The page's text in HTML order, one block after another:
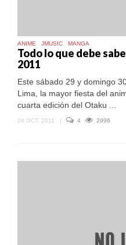
ANIME JMUSIC MANGA
Todo lo que debe
2011
Este sábado 29 y domingo
Lima, la mayor fiesta del
cuarta edición del Otaku ...
24 OCT, 2011 4 2996